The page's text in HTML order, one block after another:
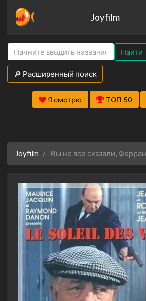
Joyfilm
Найти
🔎 Расширенный поиск
Я смотрю ТОП 50
Joyfilm Вы не все сказали, Ферран